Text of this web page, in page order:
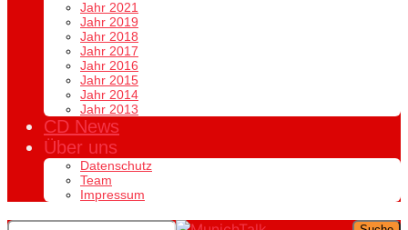
Jahr 2021
Jahr 2019
Jahr 2018
Jahr 2017
Jahr 2016
Jahr 2015
Jahr 2014
Jahr 2013
CD News
Über uns
Datenschutz
Team
Impressum